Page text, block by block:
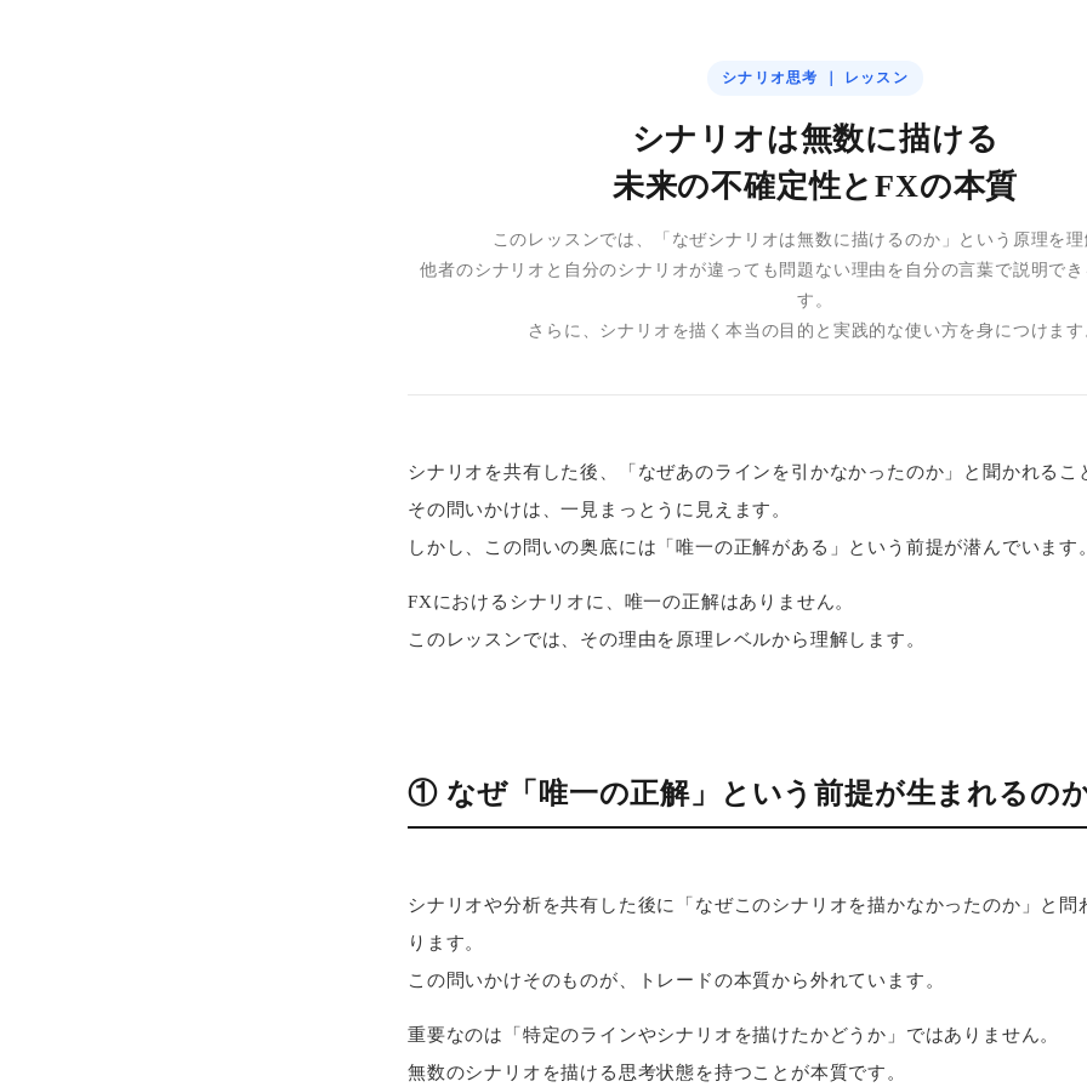
シナリオ思考 ｜ レッスン
シナリオは無数に描ける
未来の不確定性とFXの本質
このレッスンでは、「なぜシナリオは無数に描けるのか」という原理を理
他者のシナリオと自分のシナリオが違っても問題ない理由を自分の言葉で説明でき
す。
さらに、シナリオを描く本当の目的と実践的な使い方を身につけます
シナリオを共有した後、「なぜあのラインを引かなかったのか」と聞かれるこ
その問いかけは、一見まっとうに見えます。
しかし、この問いの奥底には「唯一の正解がある」という前提が潜んでいます。
FXにおけるシナリオに、唯一の正解はありません。
このレッスンでは、その理由を原理レベルから理解します。
① なぜ「唯一の正解」という前提が生まれるの
シナリオや分析を共有した後に「なぜこのシナリオを描かなかったのか」と問
ります。
この問いかけそのものが、トレードの本質から外れています。
重要なのは「特定のラインやシナリオを描けたかどうか」ではありません。
無数のシナリオを描ける思考状態を持つことが本質です。